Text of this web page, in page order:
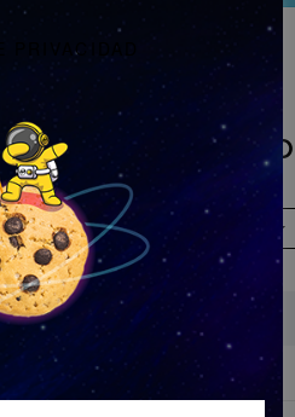
de acceso a
Bachillerato
PRIVACIDAD